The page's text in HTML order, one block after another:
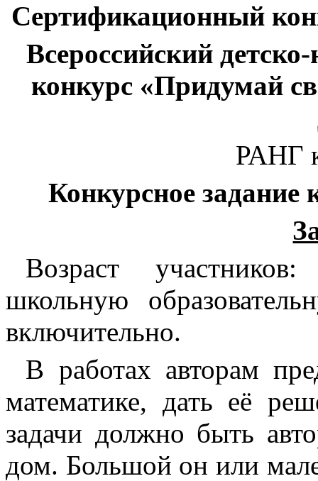
Сертификационный
Всероссийский
конкурс «Придумай
РАНГ
Конкурсное
Возраст
школьную
включительно.
В работах авторам
математике, дать её
задачи должно быть
дом. Большой он или